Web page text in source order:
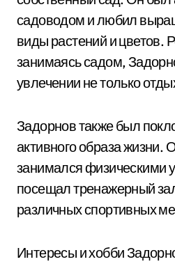
садоводом и любил
виды растений и цветов.
занимаясь садом,
увлечении не только
Задорнов также был
активного образа жизни.
занимался физическими
посещал тренажерный
различных спортивных
Интересы и хобби